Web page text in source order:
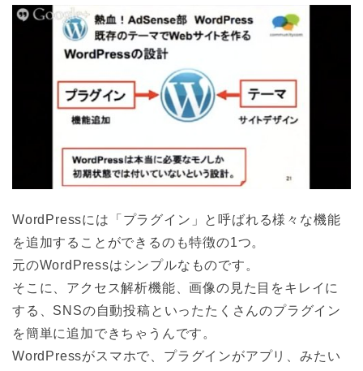
WordPressには「プラグイン」と呼ばれる様々な機能
を追加することができるのも特徴の1つ。
元のWordPressはシンプルなものです。
そこに、アクセス解析機能、画像の見た目をキレイに
する、SNSの自動投稿といったたくさんのプラグイン
を簡単に追加できちゃうんです。
WordPressがスマホで、プラグインがアプリ、みたい